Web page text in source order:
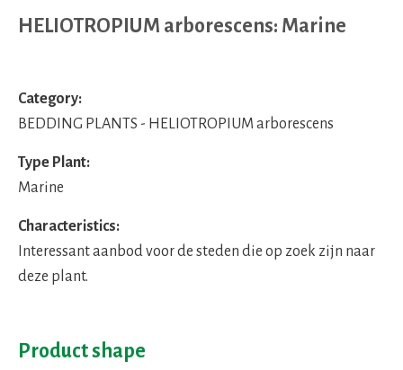
HELIOTROPIUM arborescens: Marine
Category:
BEDDING PLANTS - HELIOTROPIUM arborescens
Type Plant:
Marine
Characteristics:
Interessant aanbod voor de steden die op zoek zijn naar
deze plant.
Product shape